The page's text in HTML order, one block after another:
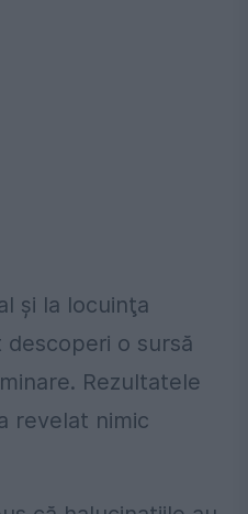
şi la locuinţa
o sursă
Rezultatele
revelat nimic